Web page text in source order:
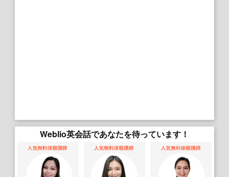
Weblio英会話であなたを待っています！